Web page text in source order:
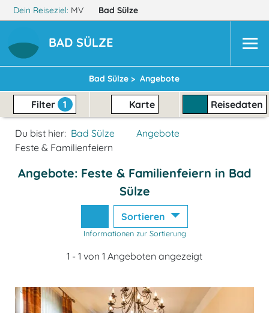
Dein Reiseziel: MV Bad Sülze
BAD SÜLZE
Bad Sülze > Angebote
Filter 1 Karte Reisedaten
Du bist hier: Bad Sülze
Angebote
Feste & Familienfeiern
Angebote: Feste & Familienfeiern in Bad
Sülze
Sortieren
Informationen zur Sortierung
1 - 1 von 1 Angeboten angezeigt